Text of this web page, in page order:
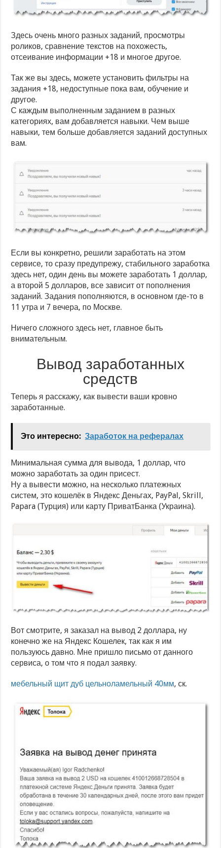
Здесь очень много разных заданий, просмотры
роликов, сравнение текстов на похожесть,
отсеивание информации +18 и многое другое.
Так же вы здесь, можете установить фильтры на
задания +18, недоступные пока вам, обучение и
другое.
С каждым выполненным заданием в разных
категориях, вам добавляется навыки. Чем выше
навыки, тем больше добавляется заданий доступных
вам.
Если вы конкретно, решили заработать на этом
сервисе, то сразу предупрежу, стабильного заработка
здесь нет, один день вы можете заработать 1 доллар,
а второй 5 долларов, все зависит от пополнения
заданий. Задания пополняются, в основном где-то в
11 утра и 7 вечера, по Москве.
Ничего сложного здесь нет, главное быть
внимательным.
Вывод заработанных
средств
Теперь я расскажу, как вывести ваши кровно
заработанные.
Это интересно: Заработок на рефералах
Минимальная сумма для вывода, 1 доллар, что
можно заработать за один присест.
Ну а вывести можно, на несколько платежных
систем, это кошелёк в Яндекс Деньгах, PayPal, Skrill,
Papara (Турция) или карту ПриватБанка (Украина).
Вот смотрите, я заказал на вывод 2 доллара, ну
конечно же на Яндекс Кошелек, так как я им
пользуюсь давно. Мне пришло письмо от данного
сервиса, о том что я подал заявку.
мебельный щит дуб цельноламельный 40мм, ск.